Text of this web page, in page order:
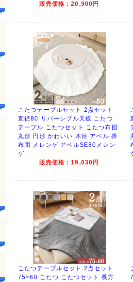
販売価格：20,900円
こたつテーブルセット 2点セット
直径80 リバーシブル天板 こたつ
テーブル こたつセット こたつ布団
丸形 円形 かわいい 木目 アベル 掛
布団 メレンゲ アベルSE80メレン
ゲ
販売価格：19,030円
こたつテーブルセット 2点セット
75×60 こたつ こたつセット 長方